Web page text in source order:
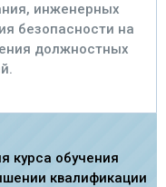
инженерных
безопасности на
должностных
курса обучения
квалификации